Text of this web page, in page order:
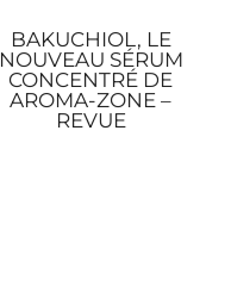
BAKUCHIOL, LE
NOUVEAU SÉRUM
CONCENTRÉ DE
AROMA-ZONE –
REVUE